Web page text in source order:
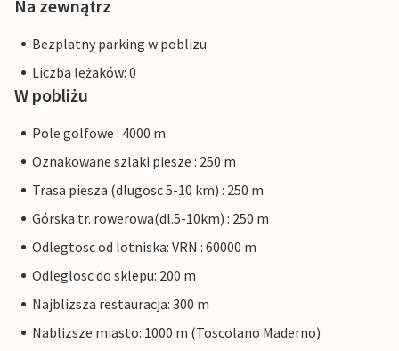
Na zewnątrz
Bezplatny parking w poblizu
Liczba leżaków: 0
W pobliżu
Pole golfowe : 4000 m
Oznakowane szlaki piesze : 250 m
Trasa piesza (dlugosc 5-10 km) : 250 m
Górska tr. rowerowa(dl.5-10km) : 250 m
Odlegtosc od lotniska: VRN : 60000 m
Odleglosc do sklepu: 200 m
Najblizsza restauracja: 300 m
Nablizsze miasto: 1000 m (Toscolano Maderno)